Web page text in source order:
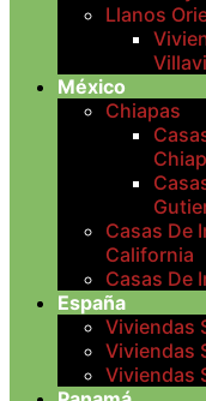
Llanos
México
Chiapas
Casas De
California
Casas De
España
Viviendas
Viviendas
Viviendas